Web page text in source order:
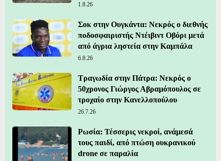
1.8.26
Σοκ στην Ουγκάντα: Νεκρός ο διεθνής
ποδοσφαιριστής Ντέιβιντ Οβόρι μετά
από άγρια ληστεία στην Καμπάλα
6.8.26
Τραγωδία στην Πάτρα: Νεκρός ο
50χρονος Γιώργος Αβραμόπουλος σε
τροχαίο στην Κανελλοπούλου
26.7.26
Ρωσία: Τέσσερις νεκροί, ανάμεσά
τους παιδί, από πτώση ουκρανικού
drone σε παραλία